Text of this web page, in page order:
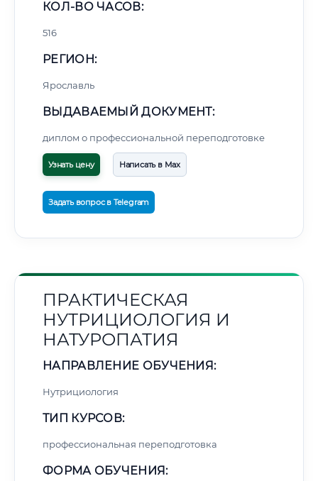
КОЛ-ВО ЧАСОВ:
516
РЕГИОН:
Ярославль
ВЫДАВАЕМЫЙ ДОКУМЕНТ:
диплом о профессиональной переподготовке
Узнать цену Написать в Max
Задать вопрос в Telegram
ПРАКТИЧЕСКАЯ
НУТРИЦИОЛОГИЯ И
НАТУРОПАТИЯ
НАПРАВЛЕНИЕ ОБУЧЕНИЯ:
Нутрициология
ТИП КУРСОВ:
профессиональная переподготовка
ФОРМА ОБУЧЕНИЯ: